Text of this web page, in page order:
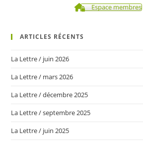
Espace membres
ARTICLES RÉCENTS
La Lettre / juin 2026
La Lettre / mars 2026
La Lettre / décembre 2025
La Lettre / septembre 2025
La Lettre / juin 2025